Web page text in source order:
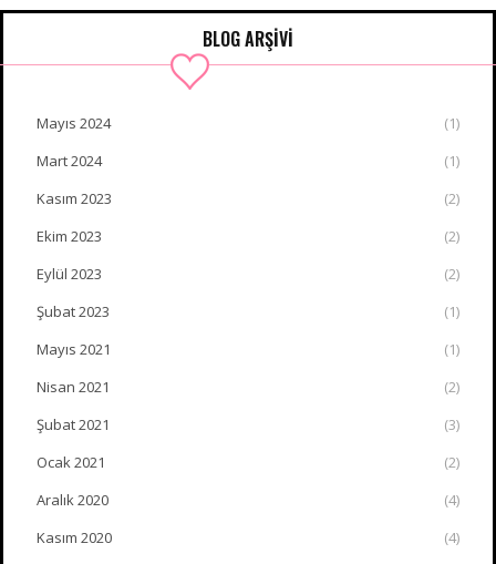
BLOG ARŞİVİ
Mayıs 2024
(1)
Mart 2024
(1)
Kasım 2023
(2)
Ekim 2023
(2)
Eylül 2023
(2)
Şubat 2023
(1)
Mayıs 2021
(1)
Nisan 2021
(2)
Şubat 2021
(3)
Ocak 2021
(2)
Aralık 2020
(4)
Kasım 2020
(4)